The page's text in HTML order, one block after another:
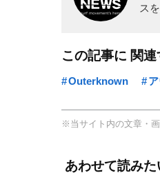
ス
この記事に 関
Outerknown
※当サイト内の文章・
あわせて読みた